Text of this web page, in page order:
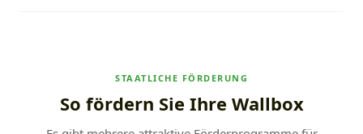
STAATLICHE FÖRDERUNG
So fördern Sie Ihre Wallbox